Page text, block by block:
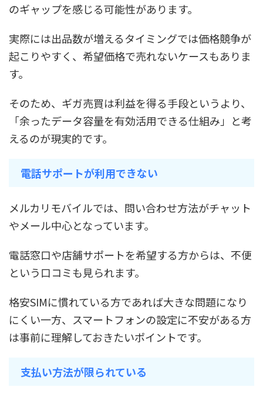
のギャップを感じる可能性があります。
実際には出品数が増えるタイミングでは価格競争が
起こりやすく、希望価格で売れないケースもありま
す。
そのため、ギガ売買は利益を得る手段というより、
「余ったデータ容量を有効活用できる仕組み」と考
えるのが現実的です。
電話サポートが利用できない
メルカリモバイルでは、問い合わせ方法がチャット
やメール中心となっています。
電話窓口や店舗サポートを希望する方からは、不便
という口コミも見られます。
格安SIMに慣れている方であれば大きな問題になり
にくい一方、スマートフォンの設定に不安がある方
は事前に理解しておきたいポイントです。
支払い方法が限られている